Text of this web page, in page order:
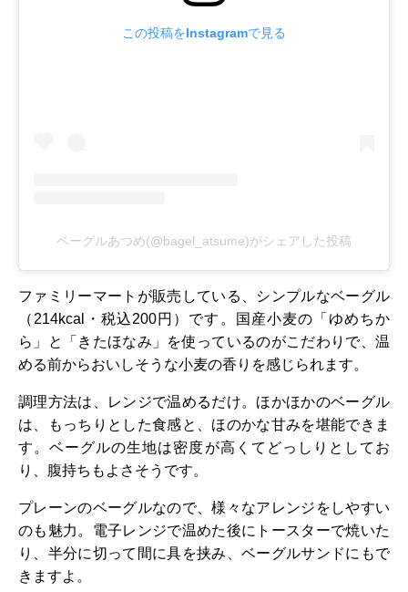
この投稿をInstagramで見る
ベーグルあつめ(@bagel_atsume)がシェアした投稿
ファミリーマートが販売している、シンプルなベーグル
（214kcal・税込200円）です。国産小麦の「ゆめちか
ら」と「きたほなみ」を使っているのがこだわりで、温
める前からおいしそうな小麦の香りを感じられます。
調理方法は、レンジで温めるだけ。ほかほかのベーグル
は、もっちりとした食感と、ほのかな甘みを堪能できま
す。ベーグルの生地は密度が高くてどっしりとしてお
り、腹持ちもよさそうです。
プレーンのベーグルなので、様々なアレンジをしやすい
のも魅力。電子レンジで温めた後にトースターで焼いた
り、半分に切って間に具を挟み、ベーグルサンドにもで
きますよ。